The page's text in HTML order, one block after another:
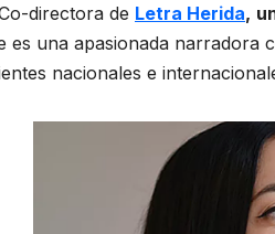
directora de Letra Herida,
es una apasionada narradora
nacionales e